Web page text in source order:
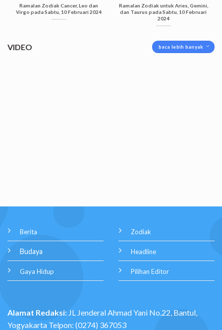
Ramalan Zodiak Cancer, Leo dan
Virgo pada Sabtu, 10 Februari 2024
Ramalan Zodiak untuk Aries, Gemini,
dan Taurus pada Sabtu, 10 Februari
2024
VIDEO baca lebih banyak
Berita
Budaya
Gaya Hidup
Zodiak
Headline
Pilihan Editor
Alamat Redaksi: JL Jenderal Ahmad Yani No.22, Bantul,
Yogyakarta Telpon: (0274) 367053